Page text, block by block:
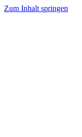
Zum Inhalt springen